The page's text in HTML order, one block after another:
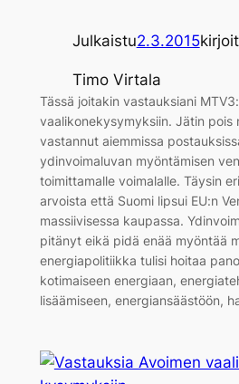
Julkaistu2.3.2015
Timo Virtala
Tässä joitakin vastauksiani
vaalikonekysymyksiin. Jätin pois
vastannut aiemmissa
ydinvoimaluvan myöntämisen
toimittamalle voimalalle. Täysin
arvoista että Suomi lipsui EU:n
massiivisessa kaupassa.
pitänyt eikä pidä enää myöntää
energiapolitiikka tulisi hoitaa
kotimaiseen energiaan,
lisäämiseen, energiansäästöön,